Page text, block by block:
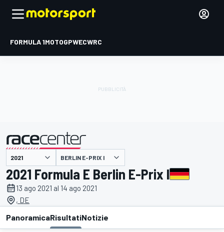
FORMULA 1MOTOGPWECWRC
presentato da BERLIN E-PRIX I
2021 Formula E Berlin E-Prix I
13 ago 2021 al 14 ago 2021
, DE
PanoramicaRisultatiNotizie